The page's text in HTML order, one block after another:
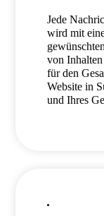
Jede
wird mit
von
für den
Website in
und Ihres